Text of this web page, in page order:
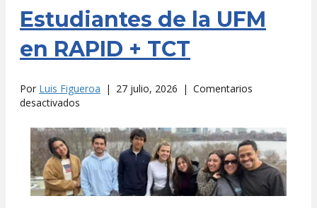
Estudiantes de la UFM
en RAPID + TCT
Por Luis Figueroa | 27 julio, 2026 | Comentarios
desactivados
de
la
UFM
en
RAPID
+